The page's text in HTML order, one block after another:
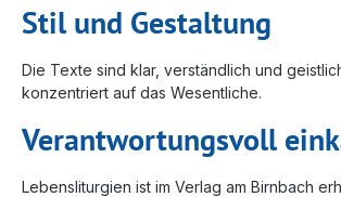
Stil und Gestaltung
Die Texte sind klar, verständlich und
konzentriert auf das Wesentliche.
Verantwortungsvoll
Lebensliturgien ist im Verlag am Birnbach